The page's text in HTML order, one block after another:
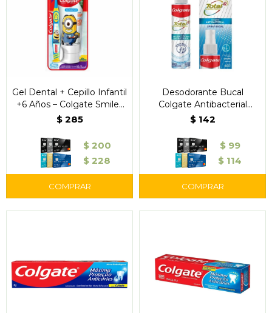
Gel Dental + Cepillo Infantil
+6 Años – Colgate Smiles
Minions
$ 285
$ 200
$ 228
Desodorante Bucal
Colgate Antibacterial
Total12
$ 142
$ 99
$ 114